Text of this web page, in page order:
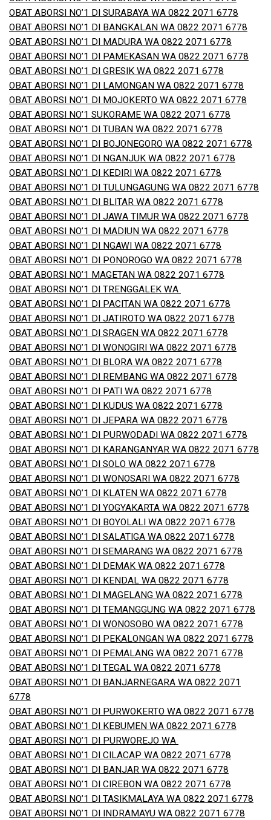
OBAT ABORSI NO’1 DI SURABAYA WA 0822 2071 6778
OBAT ABORSI NO’1 DI BANGKALAN WA 0822 2071 6778
OBAT ABORSI NO’1 DI MADURA WA 0822 2071 6778
OBAT ABORSI NO’1 DI PAMEKASAN WA 0822 2071 6778
OBAT ABORSI NO’1 DI GRESIK WA 0822 2071 6778
OBAT ABORSI NO’1 DI LAMONGAN WA 0822 2071 6778
OBAT ABORSI NO’1 DI MOJOKERTO WA 0822 2071 6778
OBAT ABORSI NO’1 SUKORAME WA 0822 2071 6778
OBAT ABORSI NO’1 DI TUBAN WA 0822 2071 6778
OBAT ABORSI NO’1 DI BOJONEGORO WA 0822 2071 6778
OBAT ABORSI NO’1 DI NGANJUK WA 0822 2071 6778
OBAT ABORSI NO’1 DI KEDIRI WA 0822 2071 6778
OBAT ABORSI NO’1 DI TULUNGAGUNG WA 0822 2071 6778
OBAT ABORSI NO’1 DI BLITAR WA 0822 2071 6778
OBAT ABORSI NO’1 DI JAWA TIMUR WA 0822 2071 6778
OBAT ABORSI NO’1 DI MADIUN WA 0822 2071 6778
OBAT ABORSI NO’1 DI NGAWI WA 0822 2071 6778
OBAT ABORSI NO’1 DI PONOROGO WA 0822 2071 6778
OBAT ABORSI NO’1 MAGETAN WA 0822 2071 6778
OBAT ABORSI NO’1 DI TRENGGALEK WA
OBAT ABORSI NO’1 DI PACITAN WA 0822 2071 6778
OBAT ABORSI NO’1 DI JATIROTO WA 0822 2071 6778
OBAT ABORSI NO’1 DI SRAGEN WA 0822 2071 6778
OBAT ABORSI NO’1 DI WONOGIRI WA 0822 2071 6778
OBAT ABORSI NO’1 DI BLORA WA 0822 2071 6778
OBAT ABORSI NO’1 DI REMBANG WA 0822 2071 6778
OBAT ABORSI NO’1 DI PATI WA 0822 2071 6778
OBAT ABORSI NO’1 DI KUDUS WA 0822 2071 6778
OBAT ABORSI NO’1 DI JEPARA WA 0822 2071 6778
OBAT ABORSI NO’1 DI PURWODADI WA 0822 2071 6778
OBAT ABORSI NO’1 DI KARANGANYAR WA 0822 2071 6778
OBAT ABORSI NO’1 DI SOLO WA 0822 2071 6778
OBAT ABORSI NO’1 DI WONOSARI WA 0822 2071 6778
OBAT ABORSI NO’1 DI KLATEN WA 0822 2071 6778
OBAT ABORSI NO’1 DI YOGYAKARTA WA 0822 2071 6778
OBAT ABORSI NO’1 DI BOYOLALI WA 0822 2071 6778
OBAT ABORSI NO’1 DI SALATIGA WA 0822 2071 6778
OBAT ABORSI NO’1 DI SEMARANG WA 0822 2071 6778
OBAT ABORSI NO’1 DI DEMAK WA 0822 2071 6778
OBAT ABORSI NO’1 DI KENDAL WA 0822 2071 6778
OBAT ABORSI NO’1 DI MAGELANG WA 0822 2071 6778
OBAT ABORSI NO’1 DI TEMANGGUNG WA 0822 2071 6778
OBAT ABORSI NO’1 DI WONOSOBO WA 0822 2071 6778
OBAT ABORSI NO’1 DI PEKALONGAN WA 0822 2071 6778
OBAT ABORSI NO’1 DI PEMALANG WA 0822 2071 6778
OBAT ABORSI NO’1 DI TEGAL WA 0822 2071 6778
OBAT ABORSI NO’1 DI BANJARNEGARA WA 0822 2071
6778
OBAT ABORSI NO’1 DI PURWOKERTO WA 0822 2071 6778
OBAT ABORSI NO’1 DI KEBUMEN WA 0822 2071 6778
OBAT ABORSI NO’1 DI PURWOREJO WA
OBAT ABORSI NO’1 DI CILACAP WA 0822 2071 6778
OBAT ABORSI NO’1 DI BANJAR WA 0822 2071 6778
OBAT ABORSI NO’1 DI CIREBON WA 0822 2071 6778
OBAT ABORSI NO’1 DI TASIKMALAYA WA 0822 2071 6778
OBAT ABORSI NO’1 DI INDRAMAYU WA 0822 2071 6778